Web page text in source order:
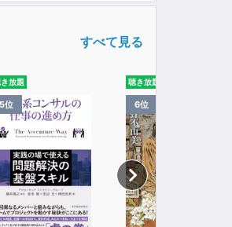
すべて見る
放題
5位
聴き放題
6位